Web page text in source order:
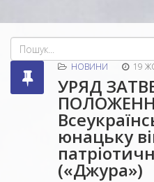
НОВИНИ 19
УРЯД
юнацьку
(«Джура»)